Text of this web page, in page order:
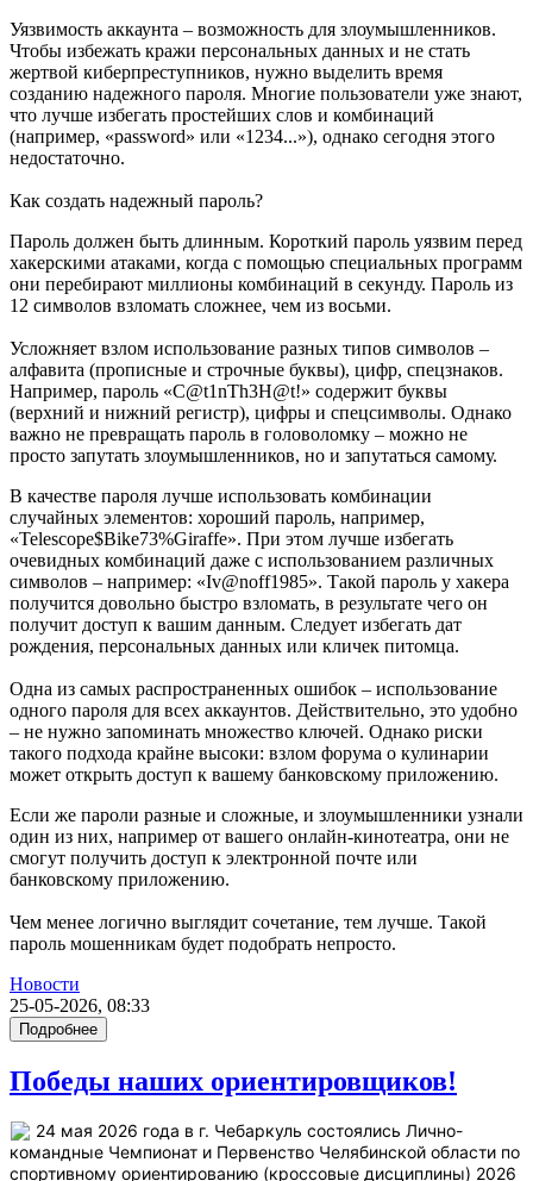
Уязвимость аккаунта – возможность для злоумышленников.
Чтобы избежать кражи персональных данных и не стать
жертвой киберпреступников, нужно выделить время
созданию надежного пароля. Многие пользователи уже знают,
что лучше избегать простейших слов и комбинаций
(например, «password» или «1234...»), однако сегодня этого
недостаточно.
Как создать надежный пароль?
Пароль должен быть длинным. Короткий пароль уязвим перед
хакерскими атаками, когда с помощью специальных программ
они перебирают миллионы комбинаций в секунду. Пароль из
12 символов взломать сложнее, чем из восьми.
Усложняет взлом использование разных типов символов –
алфавита (прописные и строчные буквы), цифр, спецзнаков.
Например, пароль «C@t1nTh3H@t!» содержит буквы
(верхний и нижний регистр), цифры и спецсимволы. Однако
важно не превращать пароль в головоломку – можно не
просто запутать злоумышленников, но и запутаться самому.
В качестве пароля лучше использовать комбинации
случайных элементов: хороший пароль, например,
«Telescope$Bike73%Giraffe». При этом лучше избегать
очевидных комбинаций даже с использованием различных
символов – например: «Iv@noff1985». Такой пароль у хакера
получится довольно быстро взломать, в результате чего он
получит доступ к вашим данным. Следует избегать дат
рождения, персональных данных или кличек питомца.
Одна из самых распространенных ошибок – использование
одного пароля для всех аккаунтов. Действительно, это удобно
– не нужно запоминать множество ключей. Однако риски
такого подхода крайне высоки: взлом форума о кулинарии
может открыть доступ к вашему банковскому приложению.
Если же пароли разные и сложные, и злоумышленники узнали
один из них, например от вашего онлайн-кинотеатра, они не
смогут получить доступ к электронной почте или
банковскому приложению.
Чем менее логично выглядит сочетание, тем лучше. Такой
пароль мошенникам будет подобрать непросто.
Новости
25-05-2026, 08:33
Подробнее
Победы наших ориентировщиков!
24 мая 2026 года в г. Чебаркуль состоялись Лично-
командные Чемпионат и Первенство Челябинской области по
спортивному ориентированию (кроссовые дисциплины) 2026